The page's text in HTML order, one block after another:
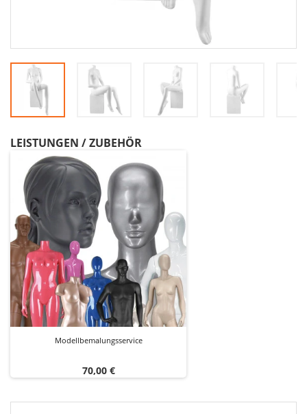
LEISTUNGEN / ZUBEHÖR
Modellbemalungsservice
Preis
70,00 €